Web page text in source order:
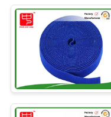
SULLA
PRIVACY